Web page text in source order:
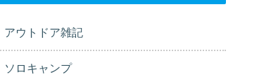
アウトドア雑記
ソロキャンプ